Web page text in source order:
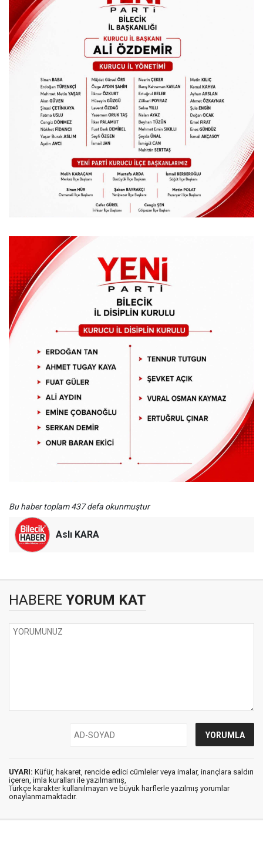
Bu haber toplam 437 defa okunmuştur
Aslı KARA
HABERE YORUM KAT
UYARI: Küfür, hakaret, rencide edici cümleler veya imalar, inançlara saldırı
içeren, imla kuralları ile yazılmamış,
Türkçe karakter kullanılmayan ve büyük harflerle yazılmış yorumlar
onaylanmamaktadır.